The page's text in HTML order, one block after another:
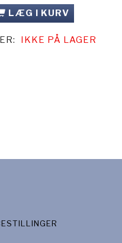
LÆG I KURV
IKKE PÅ LAGER